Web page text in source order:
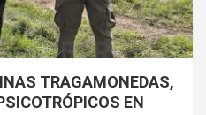
TRAGAMONEDAS,
EN